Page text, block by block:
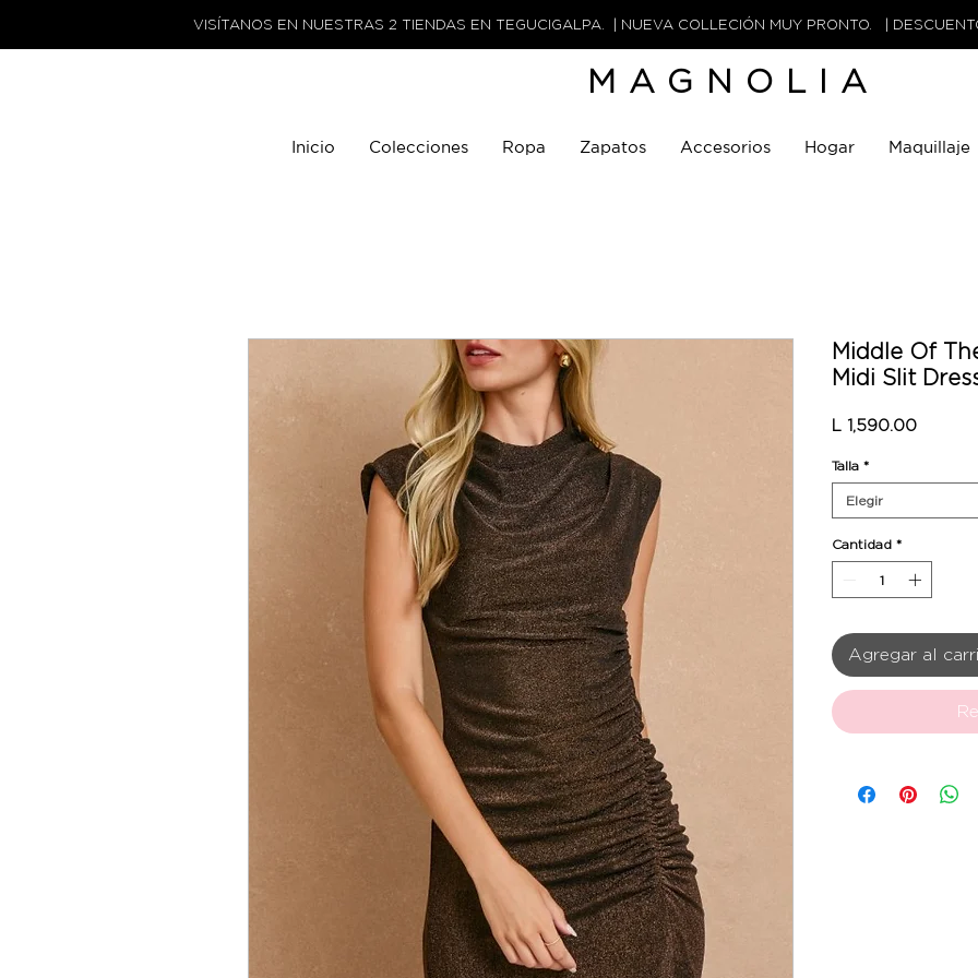
VISÍTANOS EN NUESTRAS 2 TIENDAS EN TEGUCIGALPA. | NUEVA COLLECIÓN MUY PRONTO. |
MAGNOLIA
Inicio Colecciones Ropa Zapatos Accesorios Hogar Maquillaje
Middle Of
Midi Slit
L 1,590.00Precio
Talla *
Elegir
Cantidad *
Agregar al